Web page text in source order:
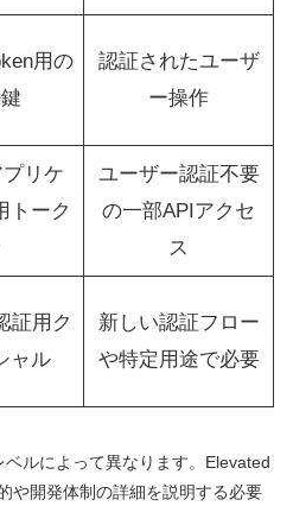
用の
認証されたユーザ
ー操作
リケ
トーク
ユーザー認証不要
の一部APIアクセ
ス
証用ク
ャル
新しい認証フロー
や特定用途で必要
ルによって異なります。Elevated
や開発体制の詳細を説明する必要